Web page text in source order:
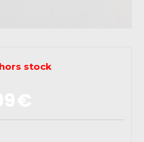
stock